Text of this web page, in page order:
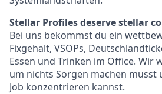
Stellar Profiles deserve stellar
Bei uns bekommst du ein
Fixgehalt, VSOPs,
Essen und Trinken im Office. Wir
um nichts Sorgen machen musst
Job konzentrieren kannst.